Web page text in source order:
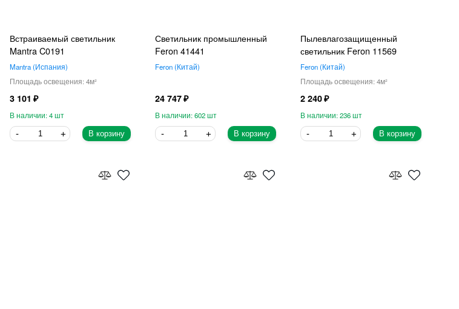
Встраиваемый светильник
Mantra C0191
Mantra Испания
4
3 101
4
В корзину
Светильник промышленный
Feron 41441
Feron Китай
24 747
602
В корзину
Пылевлагозащищенный
светильник Feron 11569
Feron Китай
4
2 240
236
В корзину